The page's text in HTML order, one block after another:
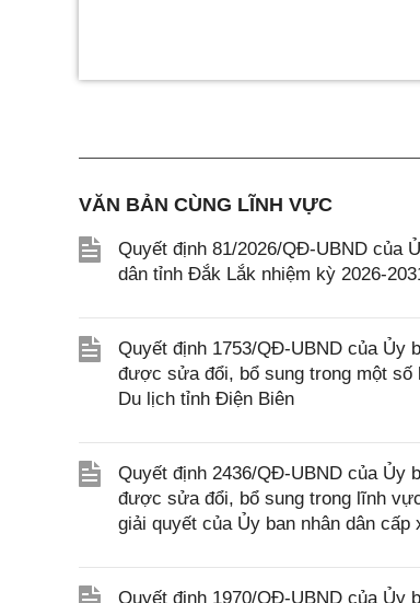
VĂN BẢN CÙNG LĨNH VỰC
Quyết định 81/2026/QĐ-UBND của
dân tỉnh Đắk Lắk nhiệm kỳ 2026-
Quyết định 1753/QĐ-UBND của Ủy
được sửa đổi, bổ sung trong một
Du lịch tỉnh Điện Biên
Quyết định 2436/QĐ-UBND của Ủy
được sửa đổi, bổ sung trong lĩnh
giải quyết của Ủy ban nhân dân cấp
Quyết định 1970/QĐ-UBND của Ủy